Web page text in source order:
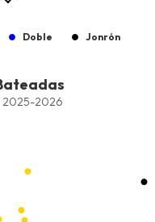
Doble Jonrón
Data ranges from -
Data ranges from -
2025-2026